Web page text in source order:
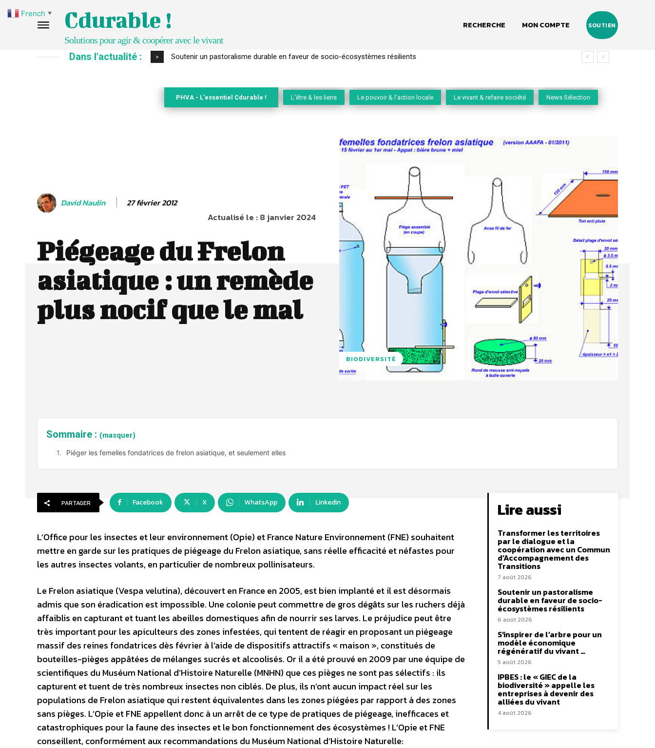
Cdurable !
Solutions pour agir & coopérer avec le vivant
RECHERCHE MON COMPTE SOUTIEN
Dans l'actualité : > S’inspirer de l’arbre pour un modèle économique régénératif du vivant …
PHVA - L'essentiel Cdurable ! L'être & les liens Le pouvoir & l'action locale Le vivant & refaire société News Sélection
David Naulin 27 février 2012
Actualisé le :8 janvier 2024
Piégeage du Frelon
asiatique : un remède
plus nocif que le mal
BIODIVERSITÉ
Sommaire : (masquer)
Piéger les femelles fondatrices de frelon asiatique, et seulement elles
PARTAGER Facebook X WhatsApp Linkedin
L’Office pour les insectes et leur environnement (Opie) et France Nature Environnement (FNE) souhaitent
mettre en garde sur les pratiques de piégeage du Frelon asiatique, sans réelle efficacité et néfastes pour
les autres insectes volants, en particulier de nombreux pollinisateurs.
Le Frelon asiatique (Vespa velutina), découvert en France en 2005, est bien implanté et il est désormais
admis que son éradication est impossible. Une colonie peut commettre de gros dégâts sur les ruchers déjà
affaiblis en capturant et tuant les abeilles domestiques afin de nourrir ses larves. Le préjudice peut être
très important pour les apiculteurs des zones infestées, qui tentent de réagir en proposant un piégeage
massif des reines fondatrices dès février à l’aide de dispositifs attractifs « maison », constitués de
bouteilles-pièges appâtées de mélanges sucrés et alcoolisés. Or il a été prouvé en 2009 par une équipe de
scientifiques du Muséum National d’Histoire Naturelle (MNHN) que ces pièges ne sont pas sélectifs : ils
capturent et tuent de très nombreux insectes non ciblés. De plus, ils n’ont aucun impact réel sur les
populations de Frelon asiatique qui restent équivalentes dans les zones piégées par rapport à des zones
sans pièges. L’Opie et FNE appellent donc à un arrêt de ce type de pratiques de piégeage, inefficaces et
catastrophiques pour la faune des insectes et le bon fonctionnement des écosystèmes ! L’Opie et FNE
conseillent, conformément aux recommandations du Muséum National d’Histoire Naturelle:
Lire aussi
Transformer les territoires
par le dialogue et la
coopération avec un Commun
d’Accompagnement des
Transitions
7 août 2026
Soutenir un pastoralisme
durable en faveur de socio-
écosystèmes résilients
6 août 2026
S’inspirer de l’arbre pour un
modèle économique
régénératif du vivant …
5 août 2026
IPBES : le « GIEC de la
biodiversité » appelle les
entreprises à devenir des
alliées du vivant
4 août 2026
French ▼